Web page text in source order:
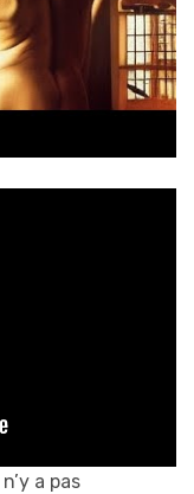
a pas